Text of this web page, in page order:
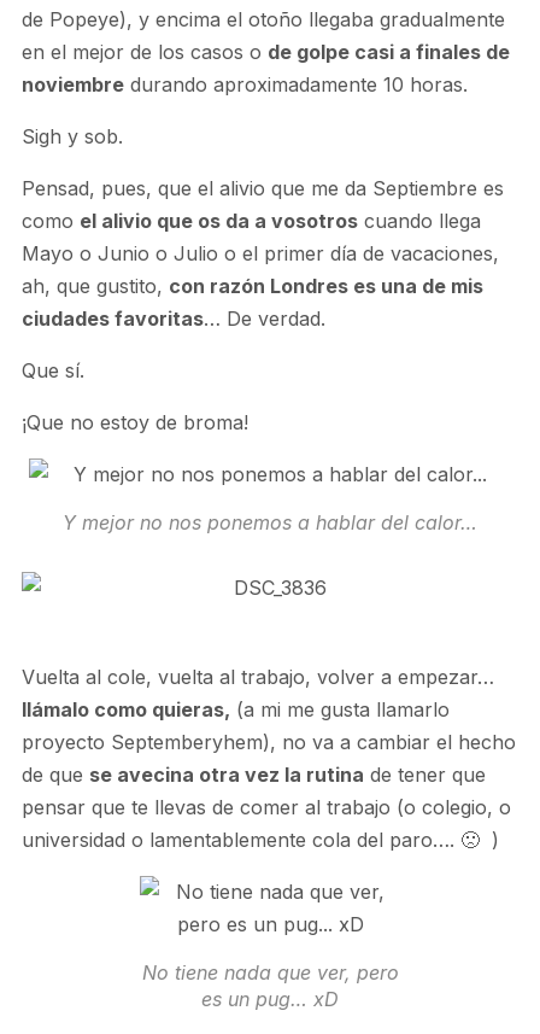
de Popeye), y encima el otoño llegaba gradualmente
en el mejor de los casos o de golpe casi a finales de
noviembredurando aproximadamente 10 horas.
Sigh y sob.
Pensad, pues, que el alivio que me da Septiembre es
como el alivio que os da a vosotroscuando llega
Mayo o Junio o Julio o el primer día de vacaciones,
ah, que gustito, con razón Londres es una de mis
ciudades favoritas… De verdad.
Que sí.
¡Que no estoy de broma!
Y mejor no nos ponemos a hablar del calor…
Vuelta al cole, vuelta al trabajo, volver a empezar…
llámalo como quieras, (a mi me gusta llamarlo
proyecto Septemberyhem), no va a cambiar el hecho
de que se avecina otra vez la rutina de tener que
pensar que te llevas de comer al trabajo (o colegio, o
universidad o lamentablemente cola del paro…. 🙁 )
No tiene nada que ver, pero
es un pug… xD